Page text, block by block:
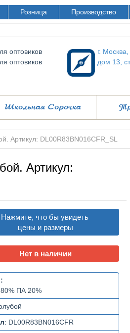
Розница Производство
оптовиков
оптовиков
г.
дом 13,
Школьная Сорочка
Артикул: DL00R83BN016CFR_SL
Артикул:
Нажмите, что бы увидеть
цены и размеры
Нет в наличии
ПА 20%
: DL00R83BN016CFR